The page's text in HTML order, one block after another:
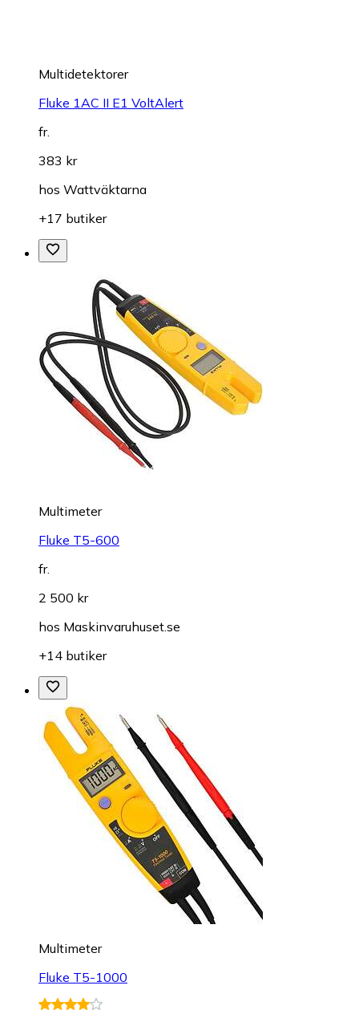
Multidetektorer
Fluke 1AC II E1 VoltAlert
fr.
383 kr
hos Wattväktarna
+17 butiker
Multimeter
Fluke T5-600
fr.
2 500 kr
hos Maskinvaruhuset.se
+14 butiker
Multimeter
Fluke T5-1000